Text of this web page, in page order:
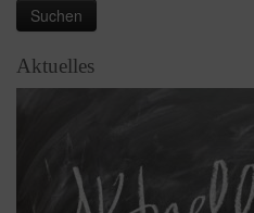
Aktuelles